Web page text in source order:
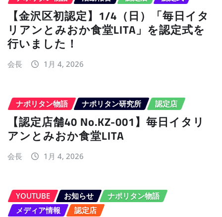
【金沢区初認定】1/4（日）「毎日イタ
リアンとみおか食堂LITA」を認定式を
行いました！
会長 1月 4, 2026
ナポリタン物語 ナポリタン研究所 認定店
【認定店舗40 No.KZ-001】毎日イタリ
アンとみおか食堂LITA
会長 1月 4, 2026
YOUTUBE お知らせ
ナポリタン物語
メディア情報
認定店